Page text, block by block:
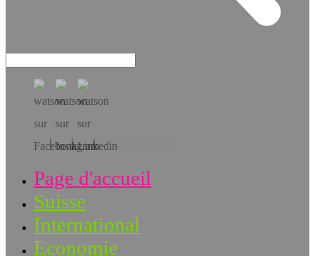
Téléchargez l’app!
Page d'accueil
Suisse
International
Economie